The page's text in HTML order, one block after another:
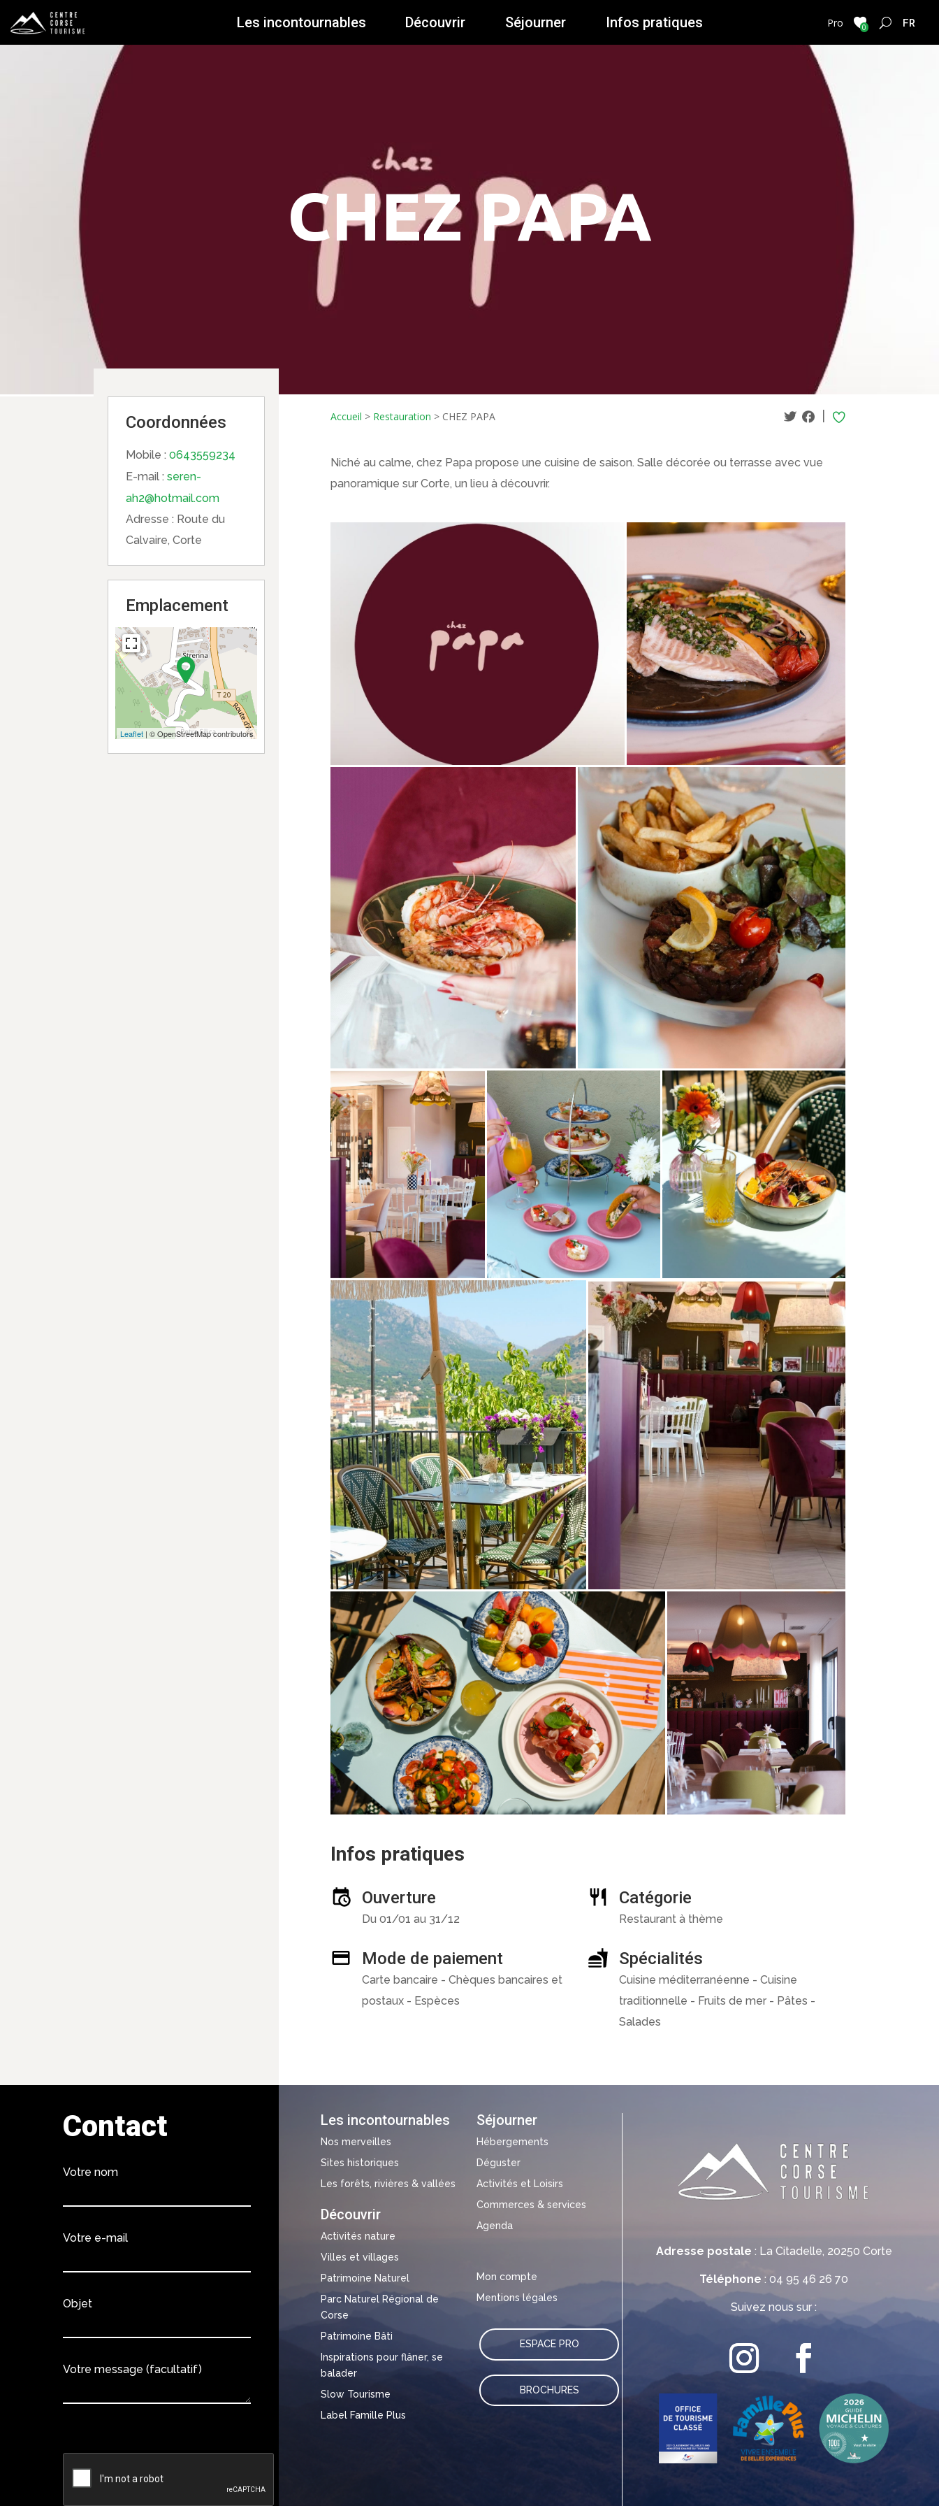
Les incontournables Découvrir Séjourner Infos pratiques Pro 0
CHEZ PAPA
Accueil > Restauration > CHEZ PAPA |
Coordonnées
Mobile :0643559234
E-mail :seren-
ah2@hotmail.com
Adresse : Route du
Calvaire, Corte
Emplacement
Leaflet| © OpenStreetMap contributors
Niché au calme, chez Papa propose une cuisine de saison. Salle décorée ou terrasse avec vue
panoramique sur Corte, un lieu à découvrir.
Infos pratiques
Ouverture
Du 01/01 au 31/12
Catégorie
Restaurant à thème
Mode de paiement
Carte bancaire - Chèques bancaires et
postaux - Espèces
Spécialités
Cuisine méditerranéenne - Cuisine
traditionnelle - Fruits de mer - Pâtes -
Salades
Adresse postale : La Citadelle, 20250 Corte
Téléphone : 04 95 46 26 70
Suivez nous sur :
Les incontournables
Nos merveilles
Sites historiques
Les forêts, rivières & vallées
Découvrir
Activités nature
Villes et villages
Patrimoine Naturel
Parc Naturel Régional de
Corse
Patrimoine Bâti
Inspirations pour flâner, se
balader
Slow Tourisme
Label Famille Plus
Séjourner
Hébergements
Déguster
Activités et Loisirs
Commerces & services
Agenda
Mon compte
Mentions légales
ESPACE PRO
BROCHURES
Contact
Votre nom
Votre e-mail
Objet
Votre message (facultatif)